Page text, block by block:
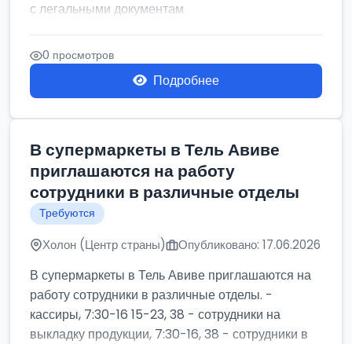
с легальными документам
0 просмотров
Подробнее
В супермаркеты в Тель Авиве
приглашаются на работу
сотрудники в различные отделы
Требуются
Холон (Центр страны) Опубликовано: 17.06.2026
В супермаркеты в Тель Авиве приглашаются на
работу сотрудники в различные отделы. -
кассиры, 7:30-16 15-23, 38 - сотрудники на
выкладку продукции, 7:30-16, 38 - сотрудники в